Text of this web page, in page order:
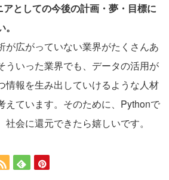
としての今後の計画・夢・目標に
が広がっていない業界がたくさんあ
ういった業界でも、データの活用が
情報を生み出していけるような人材
えています。そのために、Pythonで
会に還元できたら嬉しいです。